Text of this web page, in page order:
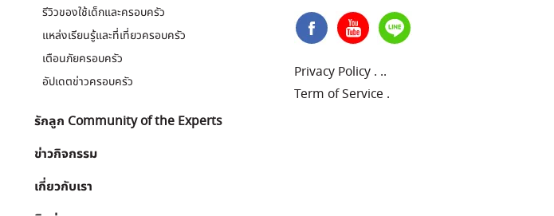
รีวิวของใช้เด็กและครอบครัว
แหล่งเรียนรู้และที่เที่ยวครอบครัว
เตือนภัยครอบครัว
อัปเดตข่าวครอบครัว
รักลูก Community of the Experts
ข่าวกิจกรรม
เกี่ยวกับเรา
Privacy Policy . ..
Term of Service .